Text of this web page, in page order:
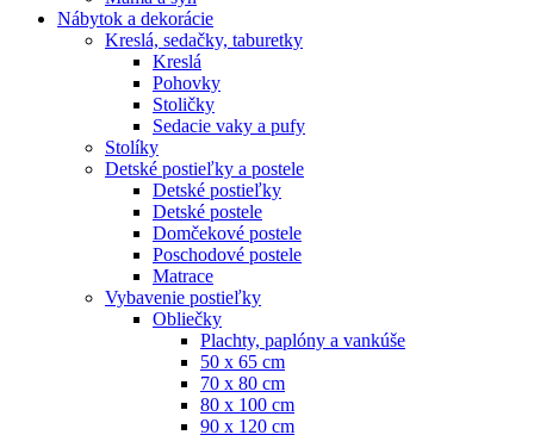
Nábytok a dekorácie
Kreslá, sedačky, taburetky
Kreslá
Pohovky
Stoličky
Sedacie vaky a pufy
Stolíky
Detské postieľky a postele
Detské postieľky
Detské postele
Domčekové postele
Poschodové postele
Matrace
Vybavenie postieľky
Obliečky
Plachty, paplóny a vankúše
50 x 65 cm
70 x 80 cm
80 x 100 cm
90 x 120 cm